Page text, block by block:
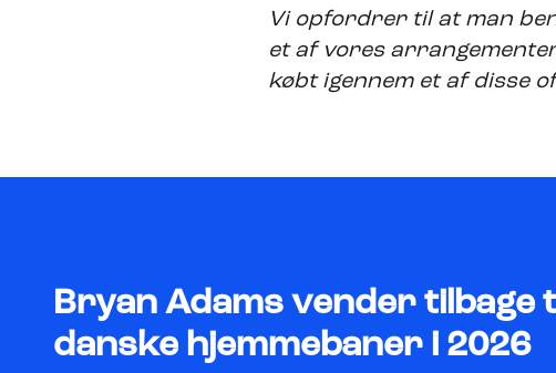
Vi opfordrer til at man
et af vores
købt igennem et af disse
Bryan Adams vender tilbage
danske hjemmebaner i 2026